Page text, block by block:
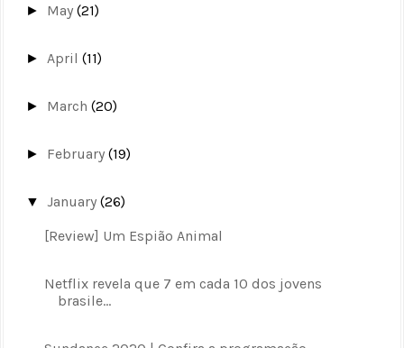
► May(21)
► April(11)
► March(20)
► February(19)
▼January(26)
[Review] Um Espião Animal
Netflix revela que 7 em cada 10 dos jovens
brasile...